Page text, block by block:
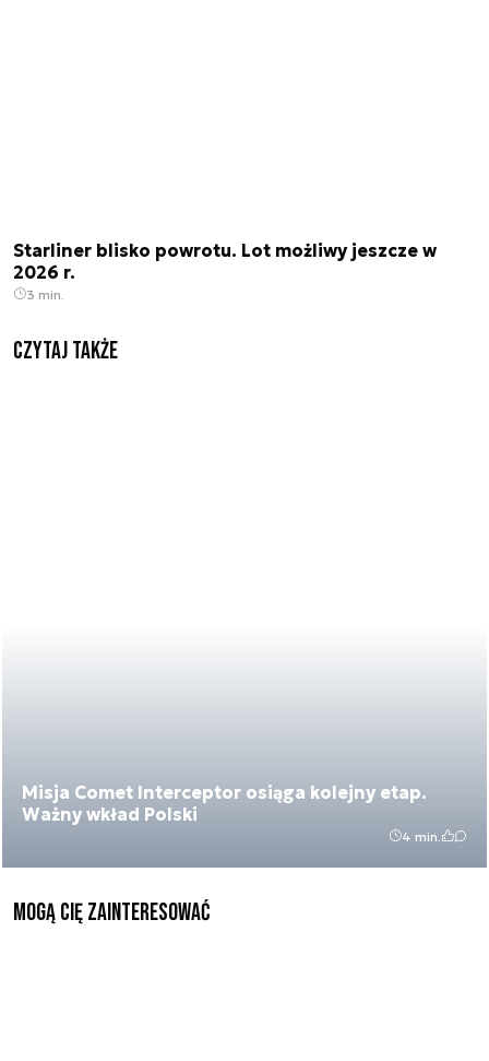
Starliner blisko powrotu. Lot możliwy jeszcze w
2026 r.
3 min.
Czytaj także
Misja Comet Interceptor osiąga kolejny etap.
Ważny wkład Polski
4 min.
Mogą Cię zainteresować